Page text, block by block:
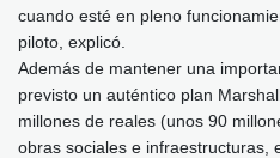
cuando esté en pleno
piloto, explicó.
Además de mantener una
previsto un auténtico plan
millones de reales (unos 90
obras sociales e infraestructuras,